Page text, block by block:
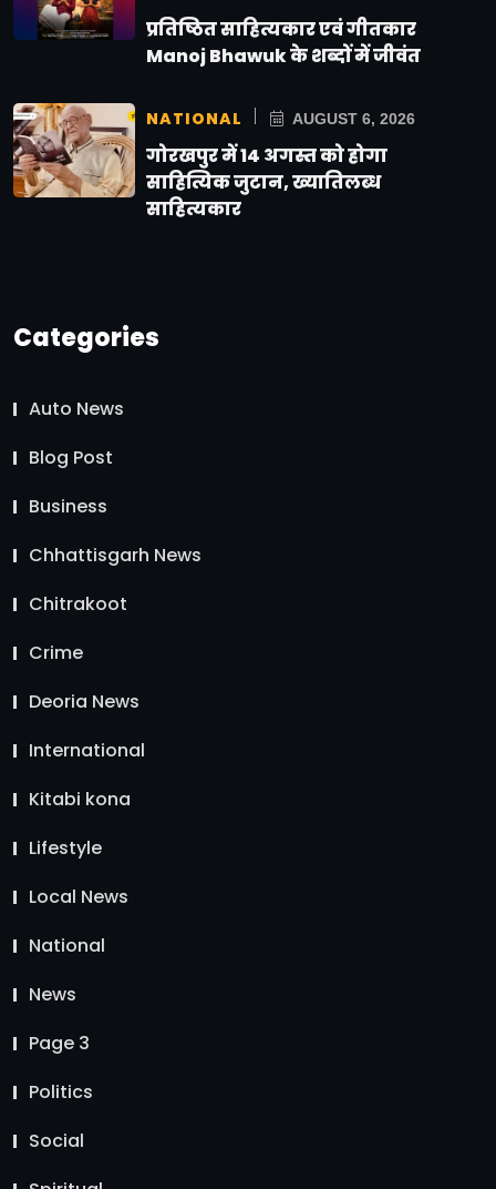
प्रतिष्ठित साहित्यकार एवं गीतकार
Manoj Bhawuk के शब्दों में जीवंत
NATIONAL AUGUST 6, 2026
गोरखपुर में 14 अगस्त को होगा
साहित्यिक जुटान, ख्यातिलब्ध
साहित्यकार
Categories
Auto News
Blog Post
Business
Chhattisgarh News
Chitrakoot
Crime
Deoria News
International
Kitabi kona
Lifestyle
Local News
National
News
Page 3
Politics
Social